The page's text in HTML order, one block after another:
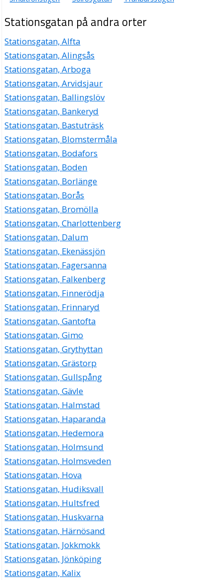
Stationsgatan på andra orter
Stationsgatan, Alfta
Stationsgatan, Alingsås
Stationsgatan, Arboga
Stationsgatan, Arvidsjaur
Stationsgatan, Ballingslöv
Stationsgatan, Bankeryd
Stationsgatan, Bastuträsk
Stationsgatan, Blomstermåla
Stationsgatan, Bodafors
Stationsgatan, Boden
Stationsgatan, Borlänge
Stationsgatan, Borås
Stationsgatan, Bromölla
Stationsgatan, Charlottenberg
Stationsgatan, Dalum
Stationsgatan, Ekenässjön
Stationsgatan, Fagersanna
Stationsgatan, Falkenberg
Stationsgatan, Finnerödja
Stationsgatan, Frinnaryd
Stationsgatan, Gantofta
Stationsgatan, Gimo
Stationsgatan, Grythyttan
Stationsgatan, Grästorp
Stationsgatan, Gullspång
Stationsgatan, Gävle
Stationsgatan, Halmstad
Stationsgatan, Haparanda
Stationsgatan, Hedemora
Stationsgatan, Holmsund
Stationsgatan, Holmsveden
Stationsgatan, Hova
Stationsgatan, Hudiksvall
Stationsgatan, Hultsfred
Stationsgatan, Huskvarna
Stationsgatan, Härnösand
Stationsgatan, Jokkmokk
Stationsgatan, Jönköping
Stationsgatan, Kalix